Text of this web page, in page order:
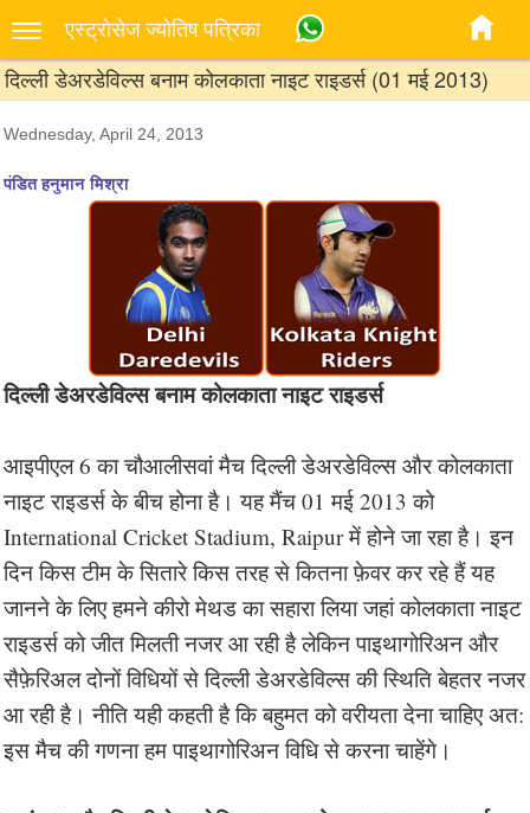
एस्‍ट्रोसेज ज्‍योतिष पत्रिका
दिल्ली डेअरडेविल्स बनाम कोलकाता नाइट राइडर्स (01 मई 2013)
Wednesday, April 24, 2013
पंडित हनुमान मिश्रा
दिल्ली डेअरडेविल्स बनाम कोलकाता नाइट राइडर्स
आइपीएल 6 का चौआलीसवां मैच दिल्ली डेअरडेविल्स और कोलकाता
नाइट राइडर्स के बीच होना है। यह मैंच 01 मई 2013 को
International Cricket Stadium, Raipur में होने जा रहा है। इन
दिन किस टीम के सितारे किस तरह से कितना फ़ेवर कर रहे हैं यह
जानने के लिए हमने कीरो मेथड का सहारा लिया जहां कोलकाता नाइट
राइडर्स को जीत मिलती नजर आ रही है लेकिन पाइथागोरिअन और
सैफ़ेरिअल दोनों विधियों से दिल्ली डेअरडेविल्स की स्थिति बेहतर नजर
आ रही है। नीति यही कहती है कि बहुमत को वरीयता देना चाहिए अत:
इस मैच की गणना हम पाइथागोरिअन विधि से करना चाहेंगे।